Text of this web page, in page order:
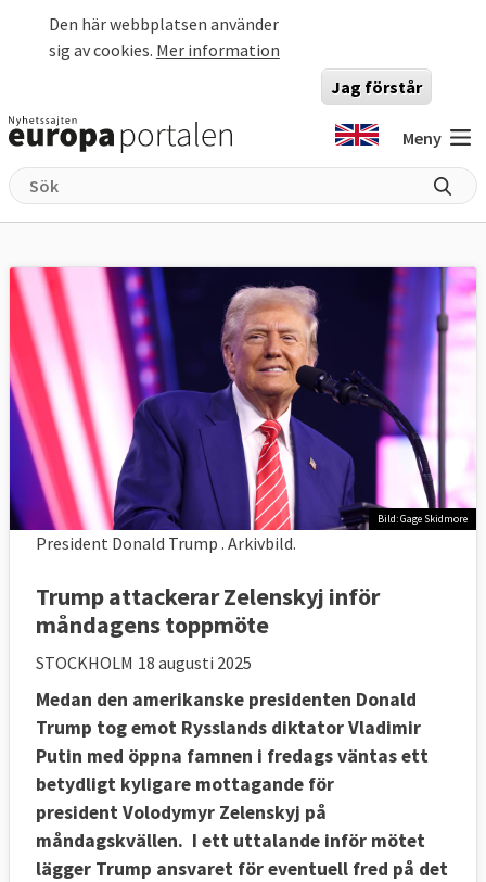
Den här webbplatsen använder
sig av cookies. Mer information
Jag förstår
Meny
Bild: Gage Skidmore
President Donald Trump . Arkivbild.
Trump attackerar Zelenskyj inför
måndagens toppmöte
STOCKHOLM 18 augusti 2025
Medan den amerikanske presidenten Donald
Trump tog emot Rysslands diktator Vladimir
Putin med öppna famnen i fredags väntas ett
betydligt kyligare mottagande för
president Volodymyr Zelenskyj på
måndagskvällen. I ett uttalande inför mötet
lägger Trump ansvaret för eventuell fred på det